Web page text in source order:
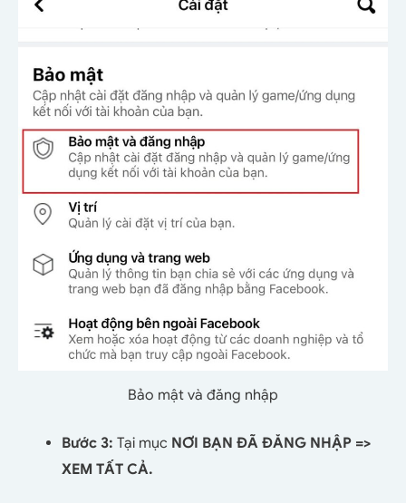
Bảo mật và đăng nhập
Bước 3: Tại mục NƠI BẠN ĐÃ ĐĂNG NHẬP =>
XEM TẤT CẢ.